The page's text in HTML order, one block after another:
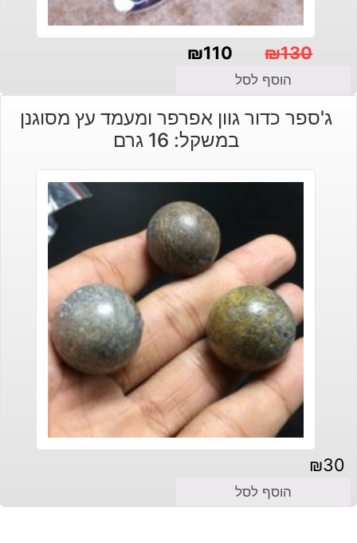
₪130
המקורי
היה:
₪110
הנוכחי
הוא:
הוסף לסל
ג'ספר כדור גוון אפרפר ומעמד עץ מסוגנן
במשקל: 16 גרם
₪30
הוסף לסל